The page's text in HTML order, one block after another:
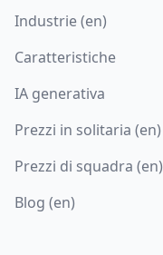
Industrie (en)
Caratteristiche
IA generativa
Prezzi in solitaria (en)
Prezzi di squadra (en)
Blog (en)